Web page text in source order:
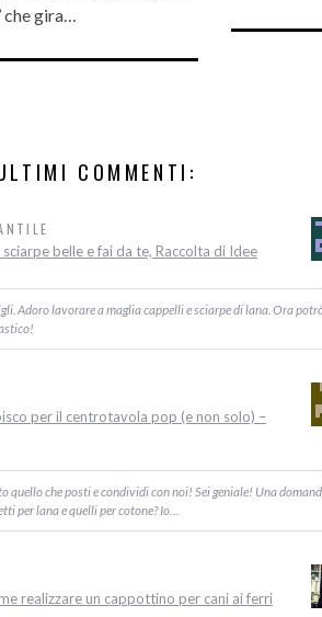
che gira…
COMMENTI:
belle e fai da te, Raccolta di Idee
Adoro lavorare a maglia cappelli e sciarpe di lana. Ora
per il centrotavola pop (e non solo) –
quello che posti e condividi con noi! Sei geniale! Una
per lana e quelli per cotone? Io…
realizzare un cappottino per cani ai ferri